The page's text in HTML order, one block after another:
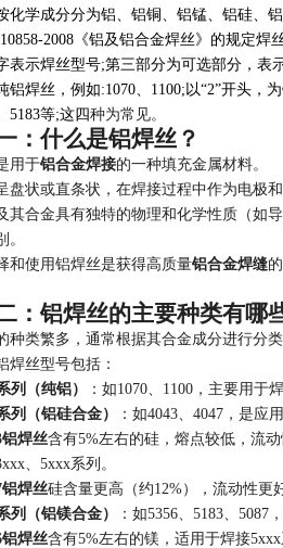
化学成分分为铝、铝铜、铝锰、铝硅、铝
2008《铝及铝合金焊丝》的规定
表示焊丝型号;第三部分为可选部分，表
铝焊丝，例如:1070、1100;以“2”开头，
5183等;这四种为常见。
：什么是铝焊丝？
用于铝合金焊接的一种填充金属材料。
盘状或直条状，在焊接过程中作为电极
其合金具有独特的物理和化学性质（如
。
和使用铝焊丝是获得高质量铝合金焊缝
：铝焊丝的主要种类有哪
种类繁多，通常根据其合金成分进行分
焊丝型号包括：
列（纯铝）
：如1070、1100，主要用于
列（铝硅合金）
：如4043、4047，是应
铝焊丝含有5%左右的硅，熔点较低，流
、5xxx系列。
铝焊丝硅含量更高（约12%），流动性更
列（铝镁合金）
：如5356、5183、
铝焊丝含有5%左右的镁，适用于焊接